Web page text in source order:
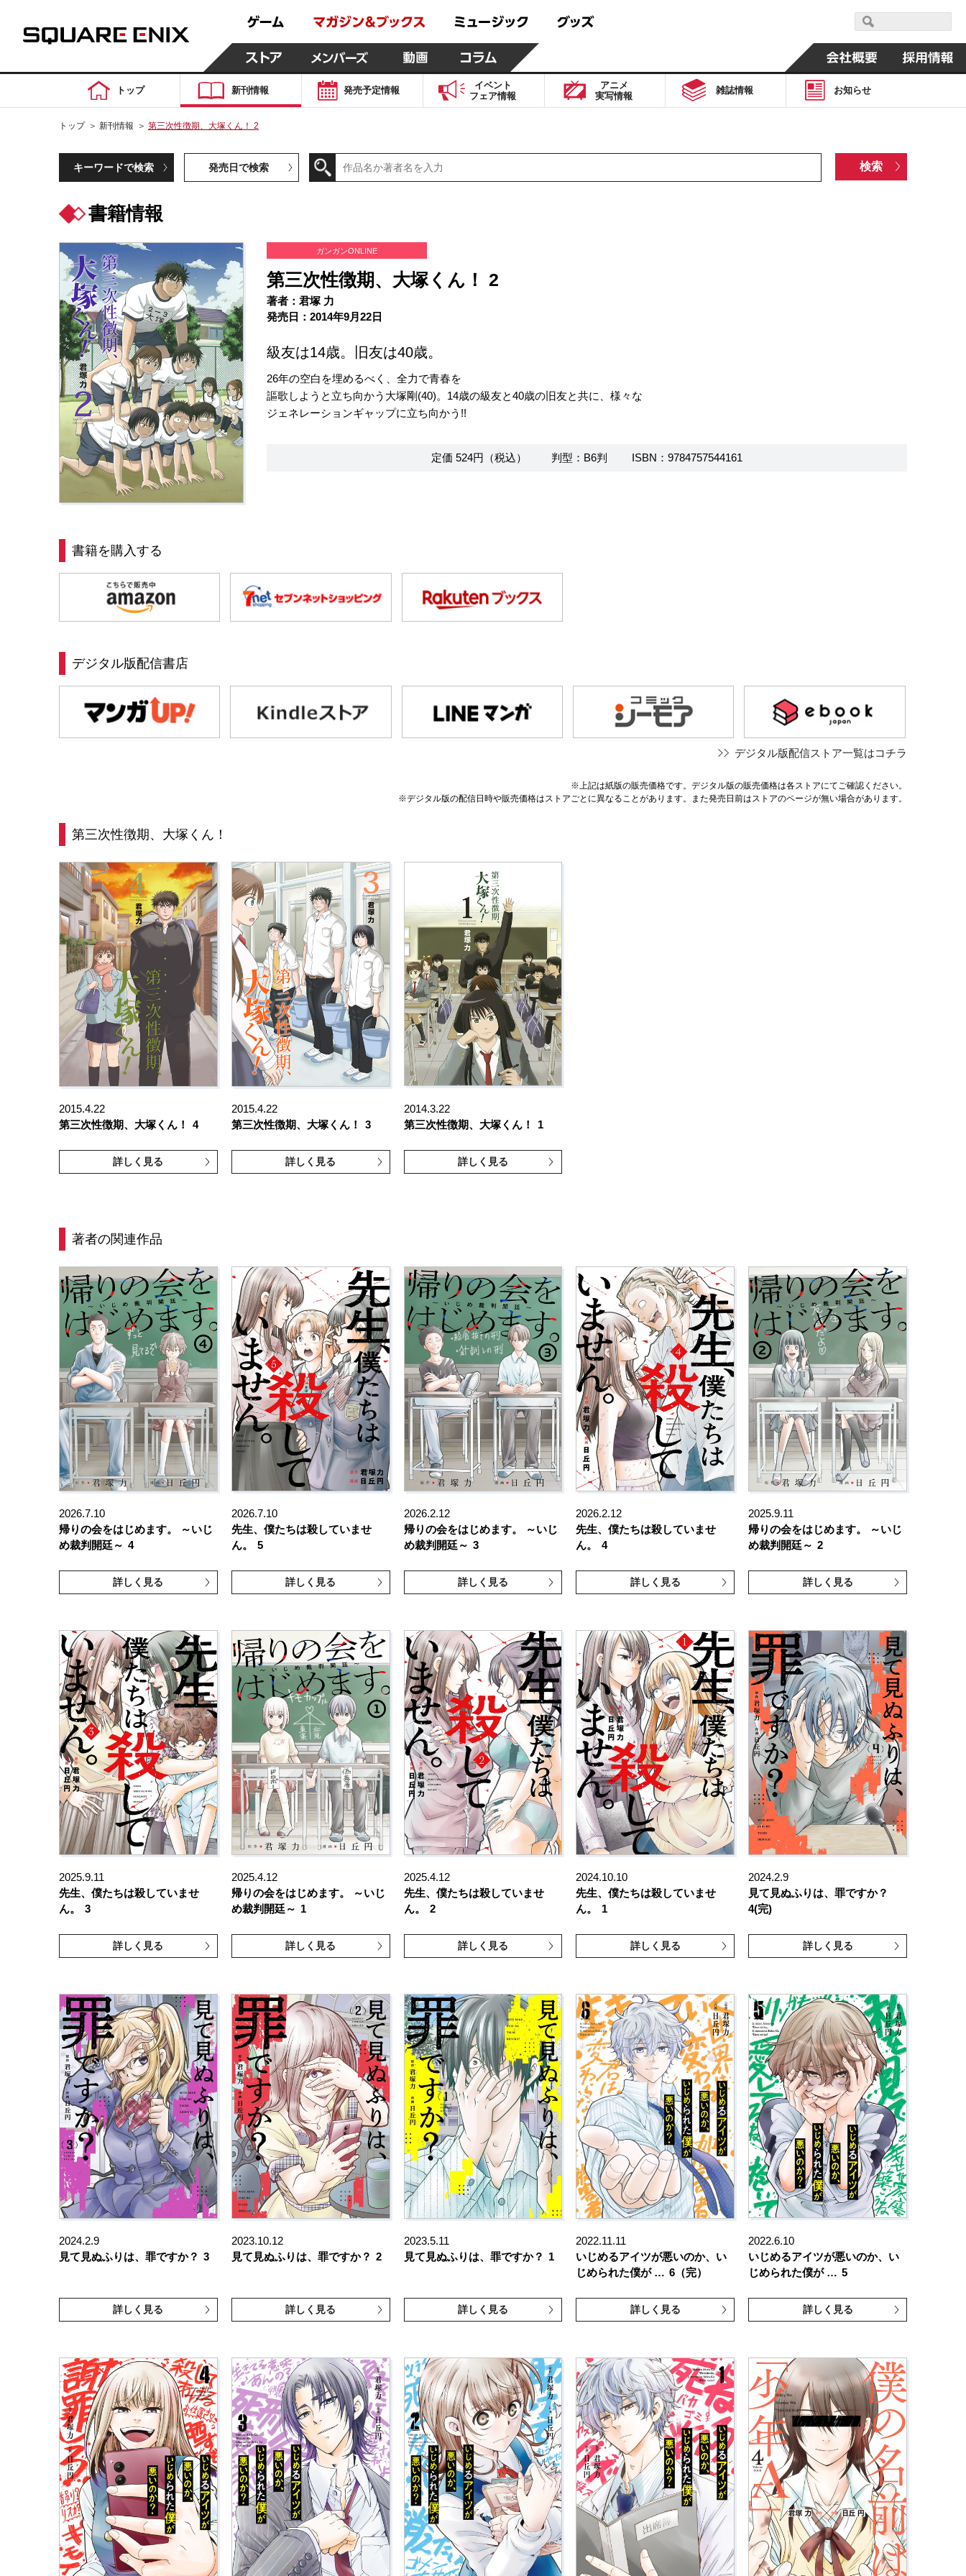
トップ 新刊情報 発売予定情報
イベント
フェア情報
アニメ
実写情報
雑誌情報 お知らせ
トップ ＞ 新刊情報 ＞ 第三次性徴期、大塚くん！ 2
キーワードで検索 発売日で検索
書籍情報
ガンガンONLINE
第三次性徴期、大塚くん！ 2
著者：君塚 力
発売日：2014年9月22日
級友は14歳。旧友は40歳。
26年の空白を埋めるべく、全力で青春を
謳歌しようと立ち向かう大塚剛(40)。14歳の級友と40歳の旧友と共に、様々な
ジェネレーションギャップに立ち向かう!!
定価 524円（税込） 判型：B6判 ISBN：9784757544161
書籍を購入する
デジタル版配信書店
デジタル版配信ストア一覧はコチラ
※上記は紙版の販売価格です。デジタル版の販売価格は各ストアにてご確認ください。
※デジタル版の配信日時や販売価格はストアごとに異なることがあります。また発売日前はストアのページが無い場合があります。
第三次性徴期、大塚くん！
2015.4.22
第三次性徴期、大塚くん！
4
詳しく見る
2015.4.22
第三次性徴期、大塚くん！
3
詳しく見る
2014.3.22
第三次性徴期、大塚くん！
1
詳しく見る
著者の関連作品
2026.7.10
帰りの会をはじめます。 ～いじ
め裁判開廷～ 4
詳しく見る
2026.7.10
先生、僕たちは殺していませ
ん。
5
詳しく見る
2026.2.12
帰りの会をはじめます。 ～いじ
め裁判開廷～ 3
詳しく見る
2026.2.12
先生、僕たちは殺していませ
ん。
4
詳しく見る
2025.9.11
帰りの会をはじめます。 ～いじ
め裁判開廷～ 2
詳しく見る
2025.9.11
先生、僕たちは殺していませ
ん。
3
詳しく見る
2025.4.12
帰りの会をはじめます。 ～いじ
め裁判開廷～ 1
詳しく見る
2025.4.12
先生、僕たちは殺していませ
ん。
2
詳しく見る
2024.10.10
先生、僕たちは殺していませ
ん。
1
詳しく見る
2024.2.9
見て見ぬふりは、罪ですか？
4(完)
詳しく見る
2024.2.9
見て見ぬふりは、罪ですか？ 3
詳しく見る
2023.10.12
見て見ぬふりは、罪ですか？ 2
詳しく見る
2023.5.11
見て見ぬふりは、罪ですか？ 1
詳しく見る
2022.11.11
いじめるアイツが悪いのか、い
じめられた僕が … 6（完）
詳しく見る
2022.6.10
いじめるアイツが悪いのか、い
じめられた僕が … 5
詳しく見る